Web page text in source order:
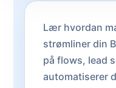
Lær hvordan
strømliner din
på flows, lead
automatiserer